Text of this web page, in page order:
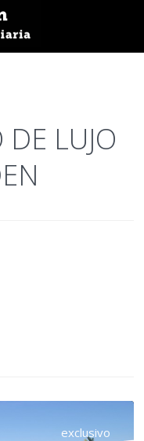
LUJO
exclusivo